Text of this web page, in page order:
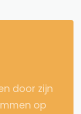
door zijn
op